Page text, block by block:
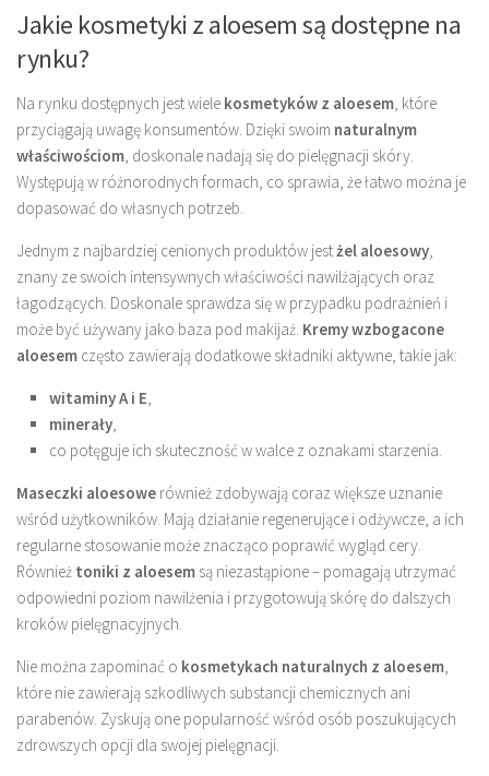
Jakie kosmetyki z aloesem są dostępne na
rynku?
Na rynku dostępnych jest wiele kosmetyków z aloesem, które
przyciągają uwagę konsumentów. Dzięki swoim naturalnym
właściwościom, doskonale nadają się do pielęgnacji skóry.
Występują w różnorodnych formach, co sprawia, że łatwo można je
dopasować do własnych potrzeb.
Jednym z najbardziej cenionych produktów jestżel aloesowy,
znany ze swoich intensywnych właściwości nawilżających oraz
łagodzących. Doskonale sprawdza się w przypadku podrażnień i
może być używany jako baza pod makijaż. Kremy wzbogacone
aloesem często zawierają dodatkowe składniki aktywne, takie jak:
witaminy A i E,
minerały,
co potęguje ich skuteczność w walce z oznakami starzenia.
Maseczki aloesowe również zdobywają coraz większe uznanie
wśród użytkowników. Mają działanie regenerujące i odżywcze, a ich
regularne stosowanie może znacząco poprawić wygląd cery.
Również toniki z aloesem są niezastąpione – pomagają utrzymać
odpowiedni poziom nawilżenia i przygotowują skórę do dalszych
kroków pielęgnacyjnych.
Nie można zapominać o kosmetykach naturalnych z aloesem,
które nie zawierają szkodliwych substancji chemicznych ani
parabenów. Zyskują one popularność wśród osób poszukujących
zdrowszych opcji dla swojej pielęgnacji.